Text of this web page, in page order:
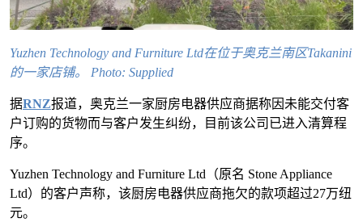
Yuzhen Technology and Furniture Ltd在位于奥克兰南区Takanini
的一家店铺。 Photo: Supplied
据RNZ报道，奥克兰一家厨房电器供应商据称因未能交付客
户订购的货物而与客户发生纠纷，目前该公司已进入清算程
序。
Yuzhen Technology and Furniture Ltd（原名 Stone Appliance
Ltd）的客户声称，该厨房电器供应商拖欠的款项超过27万纽
元。